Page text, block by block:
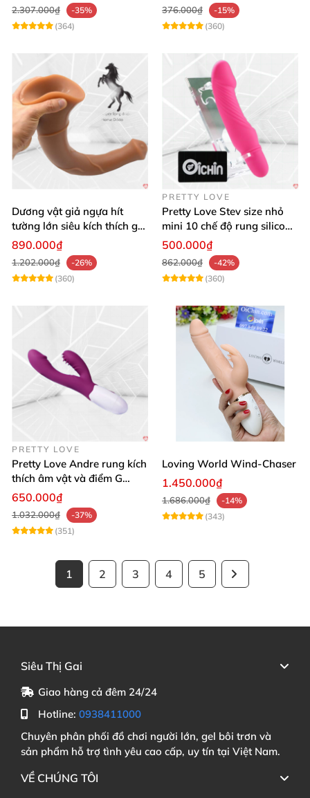
2.307.000₫
-35%
(364)
376.000₫
-15%
(360)
Dương vật giả ngựa hít
tường lớn siêu kích thích gai
nổi
890.000₫
1.202.000₫
-26%
(360)
PRETTY LOVE
Pretty Love Stev size nhỏ
mini 10 chế độ rung silicone
mềm
500.000₫
862.000₫
-42%
(360)
PRETTY LOVE
Pretty Love Andre rung kích
thích âm vật và điểm G
mạnh mẽ
650.000₫
1.032.000₫
-37%
(351)
Loving World Wind-Chaser
1.450.000₫
1.686.000₫
-14%
(343)
1 2 3 4 5
Siêu Thị Gai
Giao hàng cả đêm 24/24
Hotline: 0938411000
Chuyên phân phối đồ chơi người lớn, gel bôi trơn và
sản phẩm hỗ trợ tình yêu cao cấp, uy tín tại Việt Nam.
VỀ CHÚNG TÔI